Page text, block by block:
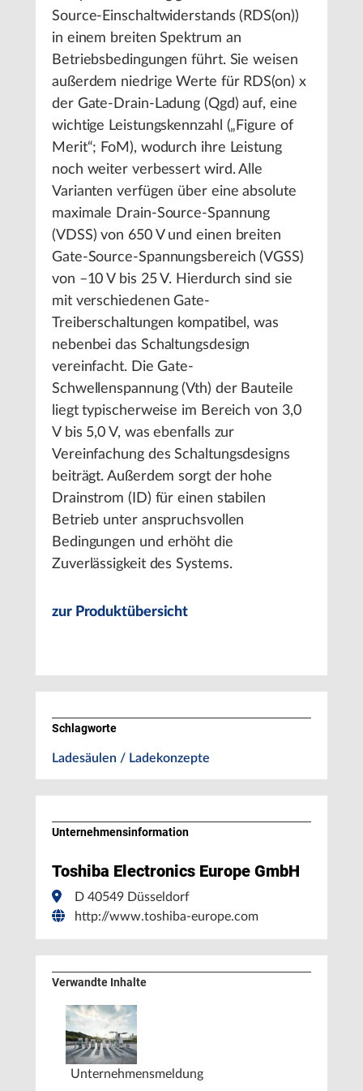
Source-Einschaltwiderstands (RDS(on))
in einem breiten Spektrum an
Betriebsbedingungen führt. Sie weisen
außerdem niedrige Werte für RDS(on) x
der Gate-Drain-Ladung (Qgd) auf, eine
wichtige Leistungskennzahl („Figure of
Merit“; FoM), wodurch ihre Leistung
noch weiter verbessert wird. Alle
Varianten verfügen über eine absolute
maximale Drain-Source-Spannung
(VDSS) von 650 V und einen breiten
Gate-Source-Spannungsbereich (VGSS)
von –10 V bis 25 V. Hierdurch sind sie
mit verschiedenen Gate-
Treiberschaltungen kompatibel, was
nebenbei das Schaltungsdesign
vereinfacht. Die Gate-
Schwellenspannung (Vth) der Bauteile
liegt typischerweise im Bereich von 3,0
V bis 5,0 V, was ebenfalls zur
Vereinfachung des Schaltungsdesigns
beiträgt. Außerdem sorgt der hohe
Drainstrom (ID) für einen stabilen
Betrieb unter anspruchsvollen
Bedingungen und erhöht die
Zuverlässigkeit des Systems.
zur Produktübersicht
Schlagworte
Ladesäulen / Ladekonzepte
Unternehmens­information
Toshiba Electronics Europe GmbH
D 40549 Düsseldorf
http://www.toshiba-europe.com
Verwandte Inhalte
Unternehmensmeldung